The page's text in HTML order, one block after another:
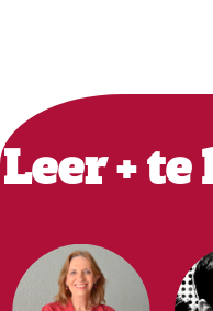
Primary
Sidebar
Leer + te